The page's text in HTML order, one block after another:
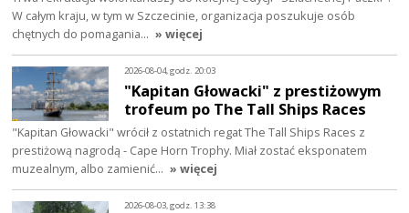
W całym kraju, w tym w Szczecinie, organizacja poszukuje osób
chętnych do pomagania… » więcej
2026-08-04, godz. 20:03
"Kapitan Głowacki" z prestiżowym
trofeum po The Tall Ships Races
"Kapitan Głowacki" wrócił z ostatnich regat The Tall Ships Races z
prestiżową nagrodą - Cape Horn Trophy. Miał zostać eksponatem
muzealnym, albo zamienić… » więcej
2026-08-03, godz. 13:38